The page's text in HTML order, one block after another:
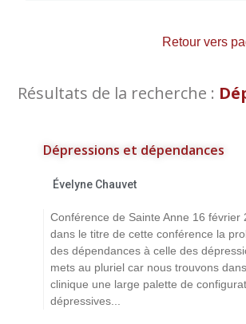
Retour vers
Résultats de la recherche :
Dépressions et dépendances
Évelyne Chauvet
Conférence de Sainte Anne 16 février
dans le titre de cette conférence la
des dépendances à celle des
mets au pluriel car nous trouvons
clinique une large palette de
dépressives...